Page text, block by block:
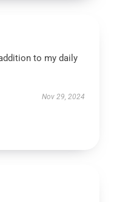
to my daily
Nov 29, 2024